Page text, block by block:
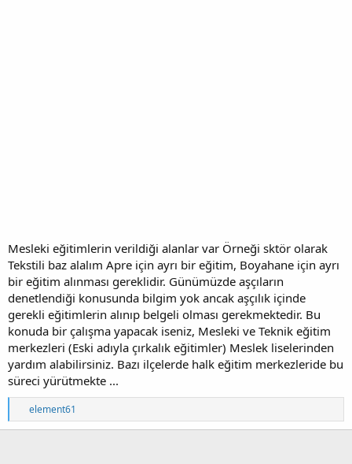
Mesleki eğitimlerin verildiği alanlar var Örneği sktör olarak
Tekstili baz alalım Apre için ayrı bir eğitim, Boyahane için ayrı
bir eğitim alınması gereklidir. Günümüzde aşçıların
denetlendiği konusunda bilgim yok ancak aşçılık içinde
gerekli eğitimlerin alınıp belgeli olması gerekmektedir. Bu
konuda bir çalışma yapacak iseniz, Mesleki ve Teknik eğitim
merkezleri (Eski adıyla çırkalık eğitimler) Meslek liselerinden
yardım alabilirsiniz. Bazı ilçelerde halk eğitim merkezleride bu
süreci yürütmekte ...
T
e
p
element61